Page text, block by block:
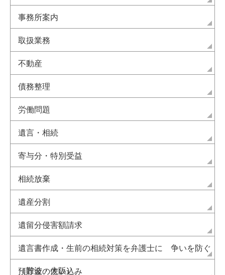
事務所案内
取扱業務
不動産
債務整理
労働問題
遺言・相続
寄与分・特別受益
相続放棄
遺産分割
遺留分侵害額請求
遺言書作成・生前の相続対策を弁護士に 争いを防ぐ
（難波・大阪）
預貯金の使い込み